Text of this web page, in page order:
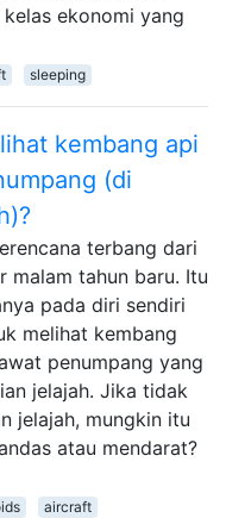
ekonomi yang
sleeping
kembang api
(di
terbang dari
malam tahun baru. Itu
pada diri sendiri
melihat kembang
penumpang yang
jelajah. Jika tidak
jelajah, mungkin itu
atau mendarat?
aircraft